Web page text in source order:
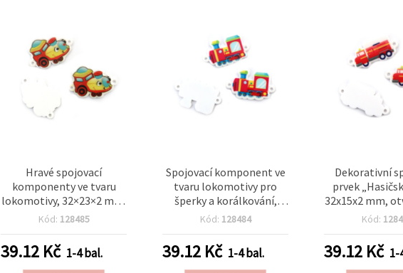
Hravé spojovací
komponenty ve tvaru
lokomotivy, 32×23×2 mm,
otvor 2 mm – balení 10
šperky, tematické
náramky a kreativní DIY
Kód: 128485
39.12 Kč 1-4 bal.
Spojovací komponent ve
tvaru lokomotivy pro
šperky a korálkování,
32x20x2 mm, otvor 2 mm,
Kód: 128484
39.12 Kč 1-4 bal.
Dekorativní
prvek
32x15x2 mm,
pro martenicu
Kód:
39.12 Kč 1-